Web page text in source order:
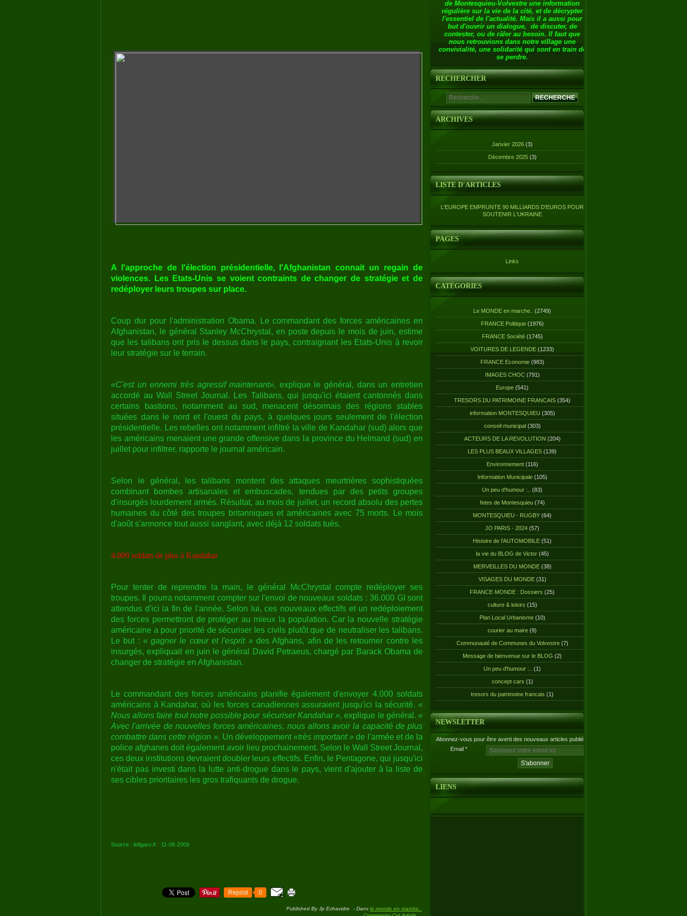
A l'approche de l'élection présidentielle, l'Afghanistan connait un regain de
violences. Les Etats-Unis se voient contraints de changer de stratégie et de
redéployer leurs troupes sur place.
Coup dur pour l'administration Obama. Le commandant des forces américaines en
Afghanistan, le général Stanley McChrystal, en poste depuis le mois de juin, estime
que les talibans ont pris le dessus dans le pays, contraignant les Etats-Unis à revoir
leur stratégie sur le terrain.
«C'est un ennemi très agressif maintenant», explique le général, dans un entretien
accordé au Wall Street Journal. Les Talibans, qui jusqu'ici étaient cantonnés dans
certains bastions, notamment au sud, menacent désormais des régions stables
situées dans le nord et l'ouest du pays, à quelques jours seulement de l'élection
présidentielle. Les rebelles ont notamment infiltré la ville de Kandahar (sud) alors que
les américains menaient une grande offensive dans la province du Helmand (sud) en
juillet pour infiltrer, rapporte le journal américain.
Selon le général, les talibans montent des attaques meurtrières sophistiquées
combinant bombes artisanales et embuscades, tendues par des petits groupes
d'insurgés lourdement armés. Résultat, au mois de juillet, un record absolu des pertes
humaines du côté des troupes britanniques et américaines avec 75 morts. Le mois
d'août s'annonce tout aussi sanglant, avec déjà 12 soldats tués.
4.000 soldats de plus à Kandahar
Pour tenter de reprendre la main, le général McChrystal compte redéployer ses
troupes. Il pourra notamment compter sur l'envoi de nouveaux soldats : 36.000 GI sont
attendus d'ici la fin de l'année. Selon lui, ces nouveaux effectifs et un redéploiement
des forces permettront de protéger au mieux la population. Car la nouvelle stratégie
américaine a pour priorité de sécuriser les civils plutôt que de neutraliser les talibans.
Le but : « gagner le cœur et l'esprit »des Afghans, afin de les retourner contre les
insurgés, expliquait en juin le général David Petraeus, chargé par Barack Obama de
changer de stratégie en Afghanistan.
Le commandant des forces américains planifie également d'envoyer 4.000 soldats
américains à Kandahar, où les forces canadiennes assuraient jusqu'ici la sécurité. «
Nous allons faire tout notre possible pour sécuriser Kandahar », explique le général.«
Avec l'arrivée de nouvelles forces américaines, nous allons avoir la capacité de plus
combattre dans cette région ». Un développement«très important » de l'armée et de la
police afghanes doit également avoir lieu prochainement. Selon le Wall Street Journal,
ces deux institutions devraient doubler leurs effectifs. Enfin, le Pentagone, qui jusqu'ici
n'était pas investi dans la lutte anti-drogue dans le pays, vient d'ajouter à la liste de
ses cibles prioritaires les gros trafiquants de drogue.
Source : lefigaro.fr 11-08-2009
Repost 0
Published By Jp Echavidre - Dans le monde en marche..
de Montesquieu-Volvestre une information
régulière sur la vie de la cité, et de décrypter
l'essentiel de l'actualité. Mais il a aussi pour
but d'ouvrir un dialogue, de discuter, de
contester, ou de râler au besoin. Il faut que
nous retrouvions dans notre village une
convivialité, une solidarité qui sont en train de
se perdre.
RECHERCHER
ARCHIVES
Janvier 2026 (3)
Décembre 2025 (3)
LISTE D'ARTICLES
L'EUROPE EMPRUNTE 90 MILLIARDS D'EUROS POUR
SOUTENIR L'UKRAINE
PAGES
Links
CATÉGORIES
Le MONDE en marche.. (2749)
FRANCE Politique(1976)
FRANCE Société(1745)
VOITURES DE LEGENDE (1233)
FRANCE Economie(983)
IMAGES CHOC(791)
Europe (541)
TRESORS DU PATRIMOINE FRANCAIS (354)
information MONTESQUIEU (305)
conseil municipal(303)
ACTEURS DE LA REVOLUTION (204)
LES PLUS BEAUX VILLAGES (139)
Environnement(116)
Information Municipale(105)
Un peu d'humour :.. (83)
fetes de Montesquieu(74)
MONTESQUIEU - RUGBY (64)
JO PARIS - 2024 (57)
Histoire de l'AUTOMOBILE (51)
la vie du BLOG de Victor(45)
MERVEILLES DU MONDE(38)
VISAGES DU MONDE(31)
FRANCE-MONDE : Dossiers (25)
culture & loisirs (15)
Plan Local Urbanisme(10)
courier au maire (9)
Communauté de Communes du Volvestre(7)
Message de bienvenue sur le BLOG (2)
Un peu d'humour :.. (1)
concept cars (1)
tresors du patrimoine francais (1)
NEWSLETTER
Abonnez-vous pour être averti des nouveaux articles publiés.
Email
LIENS